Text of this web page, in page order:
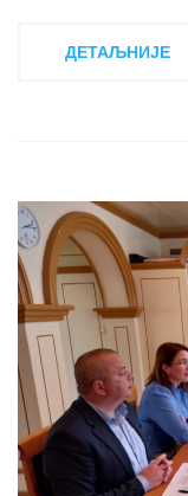
ДЕТАЉНИЈЕ